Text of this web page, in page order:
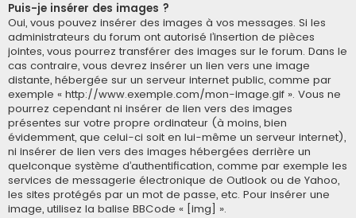
Puis-je insérer des images ?
Oui, vous pouvez insérer des images à vos messages. Si les
administrateurs du forum ont autorisé l’insertion de pièces
jointes, vous pourrez transférer des images sur le forum. Dans le
cas contraire, vous devrez insérer un lien vers une image
distante, hébergée sur un serveur internet public, comme par
exemple « http://www.exemple.com/mon-image.gif ». Vous ne
pourrez cependant ni insérer de lien vers des images
présentes sur votre propre ordinateur (à moins, bien
évidemment, que celui-ci soit en lui-même un serveur internet),
ni insérer de lien vers des images hébergées derrière un
quelconque système d’authentification, comme par exemple les
services de messagerie électronique de Outlook ou de Yahoo,
les sites protégés par un mot de passe, etc. Pour insérer une
image, utilisez la balise BBCode « [img] ».